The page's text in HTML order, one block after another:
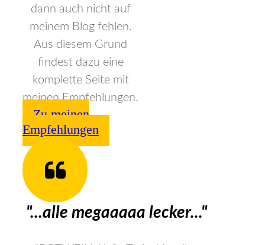
dann auch nicht auf
meinem Blog fehlen.
Aus diesem Grund
findest dazu eine
komplette Seite mit
meinen Empfehlungen.
Zu meinen
Empfehlungen
"...alle megaaaaa lecker..."